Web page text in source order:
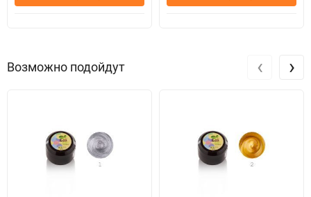
Возможно подойдут ‹ ›